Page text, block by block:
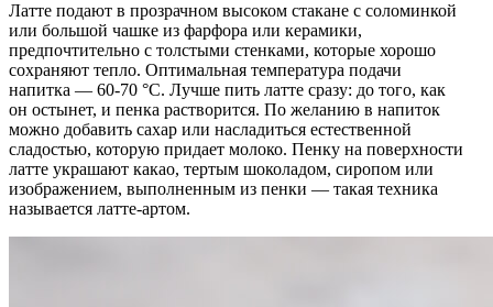
Латте подают в прозрачном высоком стакане с соломинкой
или большой чашке из фарфора или керамики,
предпочтительно с толстыми стенками, которые хорошо
сохраняют тепло. Оптимальная температура подачи
напитка — 60-70 °C. Лучше пить латте сразу: до того, как
он остынет, и пенка растворится. По желанию в напиток
можно добавить сахар или насладиться естественной
сладостью, которую придает молоко. Пенку на поверхности
латте украшают какао, тертым шоколадом, сиропом или
изображением, выполненным из пенки — такая техника
называется латте-артом.